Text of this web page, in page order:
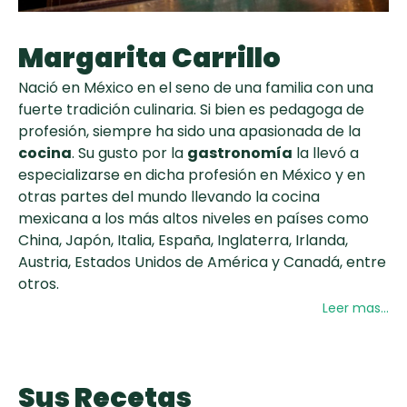
Chispas de
Chocolate
Key Lime Pie
Red Velvet
Cake
Margarita Carrillo
Nació en México en el seno de una familia con una
fuerte tradición culinaria. Si bien es pedagoga de
profesión, siempre ha sido una apasionada de la
cocina. Su gusto por la gastronomía la llevó a
especializarse en dicha profesión en México y en
otras partes del mundo llevando la cocina
mexicana a los más altos niveles en países como
China, Japón, Italia, España, Inglaterra, Irlanda,
Austria, Estados Unidos de América y Canadá, entre
otros.
importantes del mundo y ha tenido el honor de ser
Leer mas...
Sus Recetas